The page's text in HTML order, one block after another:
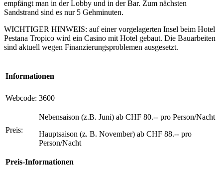
empfängt man in der Lobby und in der Bar. Zum nächsten
Sandstrand sind es nur 5 Gehminuten.
WICHTIGER HINWEIS: auf einer vorgelagerten Insel beim Hotel
Pestana Tropico wird ein Casino mit Hotel gebaut. Die Bauarbeiten
sind aktuell wegen Finanzierungsproblemen ausgesetzt.
Informationen
Webcode: 3600
Preis:
Nebensaison (z.B. Juni) ab CHF 80.-- pro Person/Nacht
Hauptsaison (z. B. November) ab CHF 88.-- pro
Person/Nacht
Preis-Informationen